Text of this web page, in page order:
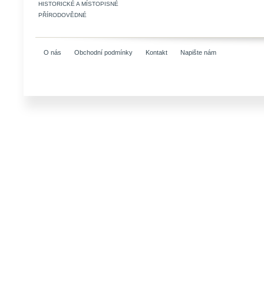
HISTORICKÉ A MÍSTOPISNÉ
PŘÍRODOVĚDNÉ
O nás Obchodní podmínky Kontakt Napište nám